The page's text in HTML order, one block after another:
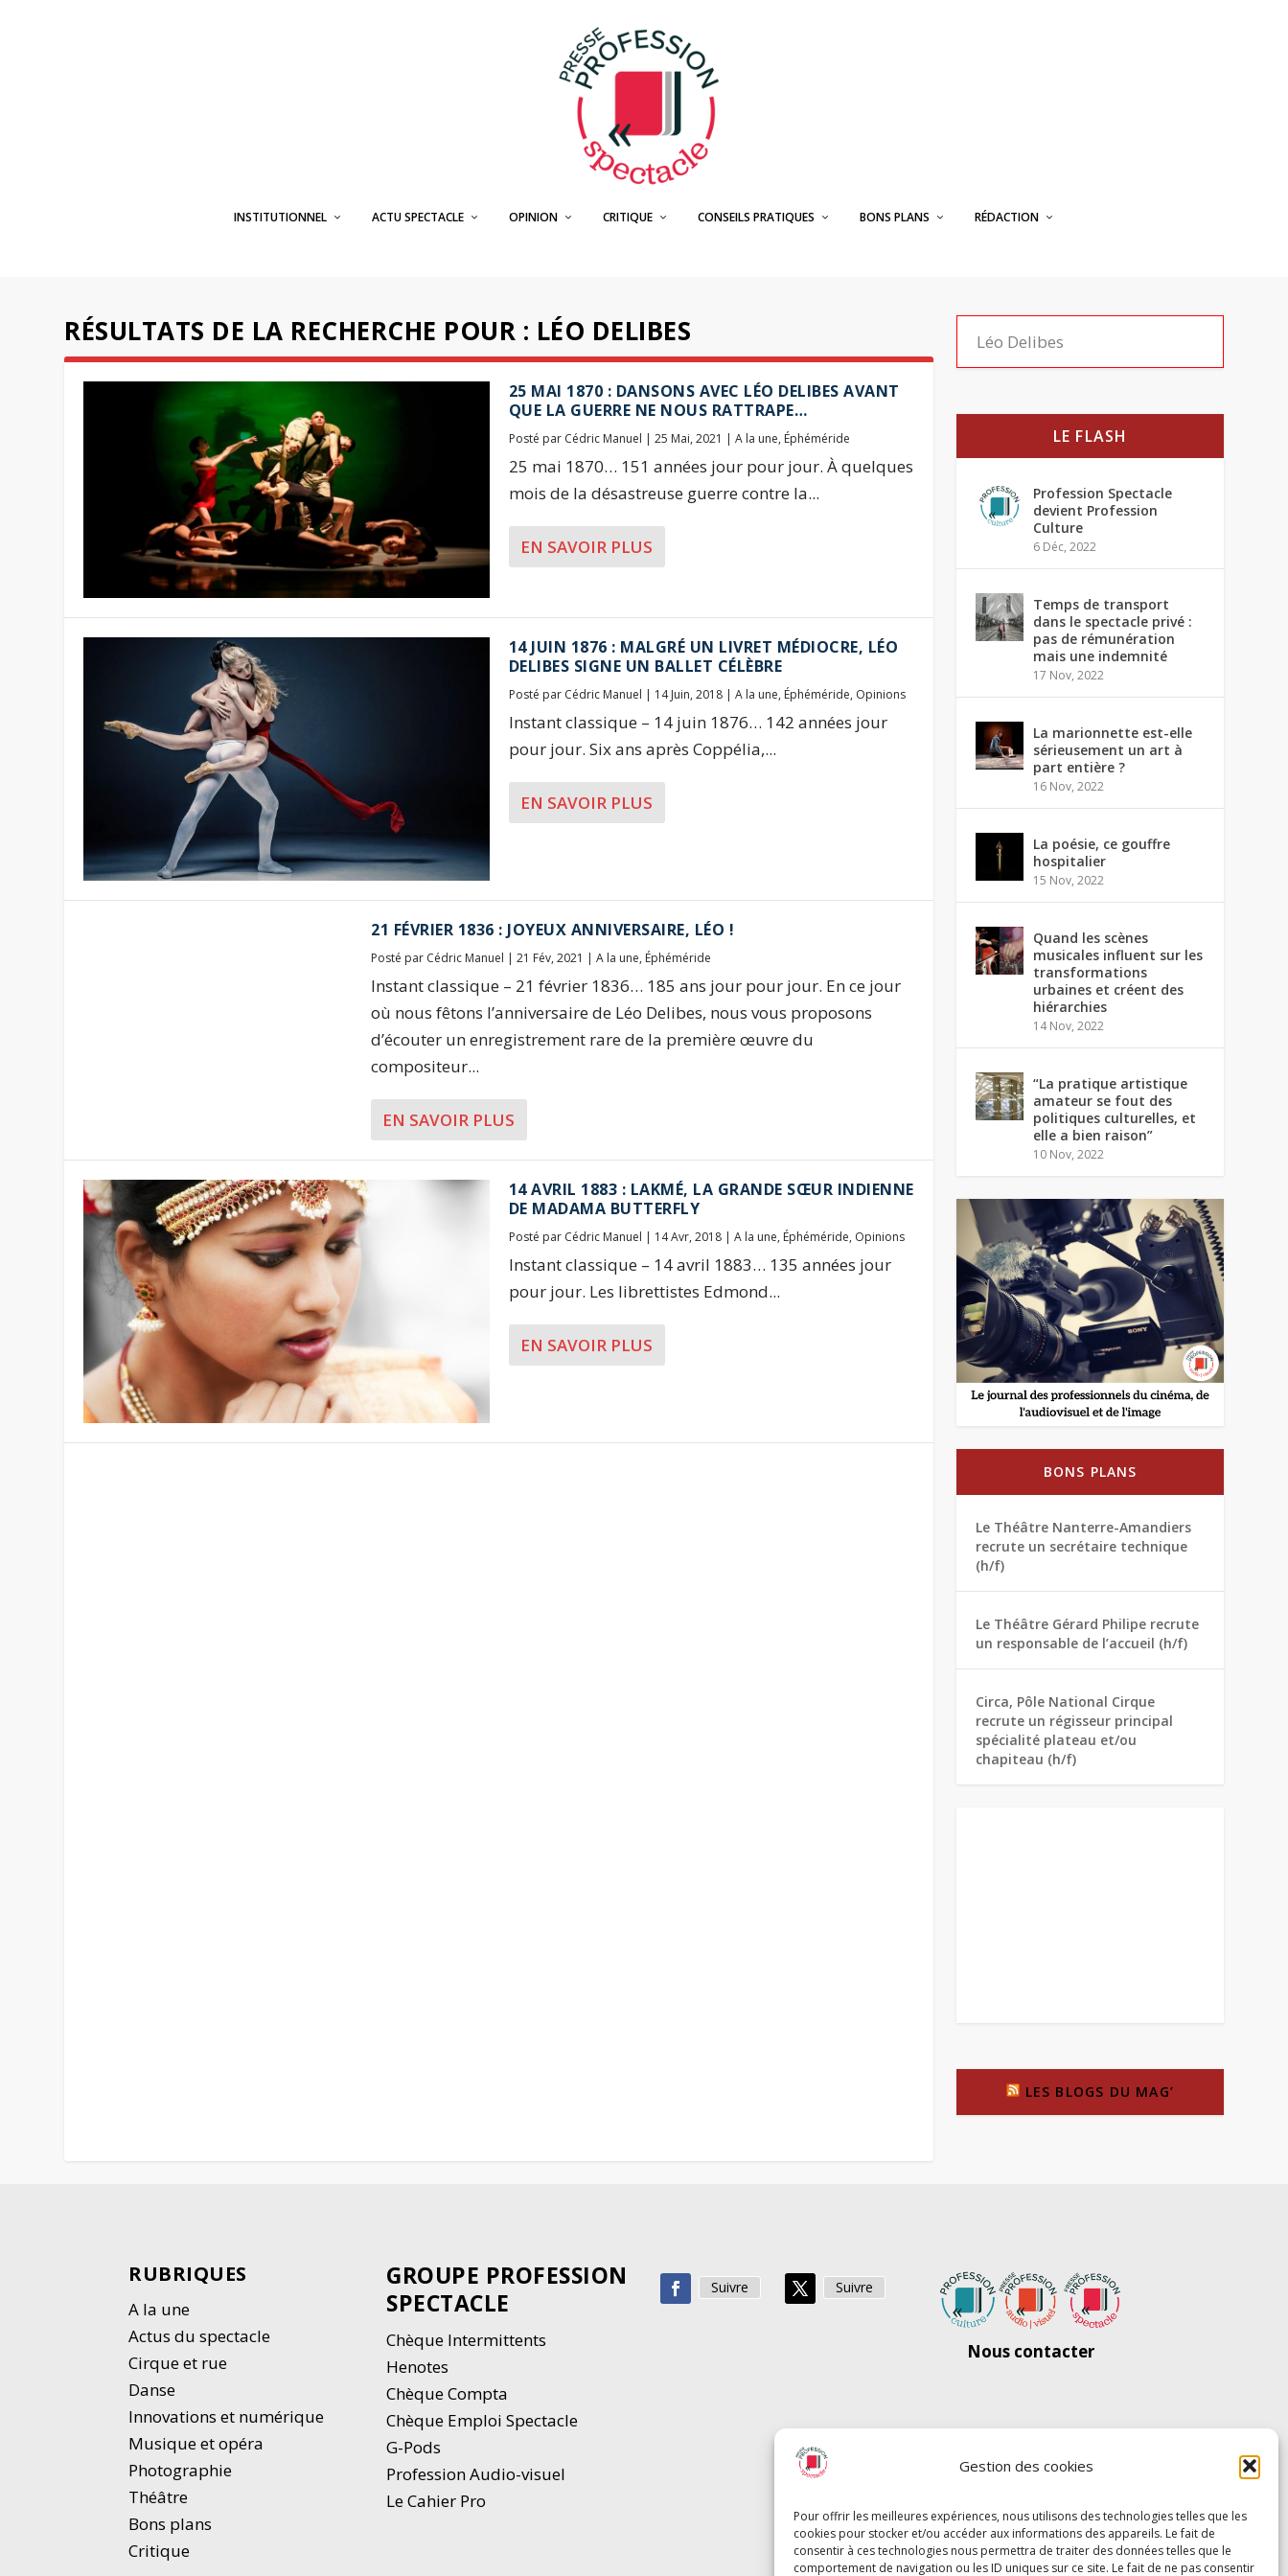
Gestion des cookies
Pour offrir les meilleures expériences, nous utilisons des technologies telles que les
cookies pour stocker et/ou accéder aux informations des appareils. Le fait de
consentir à ces technologies nous permettra de traiter des données telles que le
comportement de navigation ou les ID uniques sur ce site. Le fait de ne pas consentir
INSTITUTIONNEL ACTU SPECTACLE OPINION CRITIQUE CONSEILS PRATIQUES BONS PLANS RÉDACTION
RÉSULTATS DE LA RECHERCHE POUR : LÉO DELIBES
25 MAI 1870 : DANSONS AVEC LÉO DELIBES AVANT
QUE LA GUERRE NE NOUS RATTRAPE…
Posté par Cédric Manuel | 25 Mai, 2021 | A la une, Éphéméride
25 mai 1870… 151 années jour pour jour. À quelques
mois de la désastreuse guerre contre la...
EN SAVOIR PLUS
14 JUIN 1876 : MALGRÉ UN LIVRET MÉDIOCRE, LÉO
DELIBES SIGNE UN BALLET CÉLÈBRE
Posté par Cédric Manuel | 14 Juin, 2018| A la une, Éphéméride, Opinions
Instant classique – 14 juin 1876… 142 années jour
pour jour. Six ans après Coppélia,...
EN SAVOIR PLUS
21 FÉVRIER 1836 : JOYEUX ANNIVERSAIRE, LÉO !
Posté par Cédric Manuel |21 Fév, 2021 |A la une, Éphéméride
Instant classique – 21 février 1836… 185 ans jour pour jour. En ce jour
où nous fêtons l’anniversaire de Léo Delibes, nous vous proposons
d’écouter un enregistrement rare de la première œuvre du
compositeur...
EN SAVOIR PLUS
14 AVRIL 1883 : LAKMÉ, LA GRANDE SŒUR INDIENNE
DE MADAMA BUTTERFLY
Posté par Cédric Manuel | 14 Avr, 2018| A la une, Éphéméride, Opinions
Instant classique – 14 avril 1883… 135 années jour
pour jour. Les librettistes Edmond...
EN SAVOIR PLUS
LE FLASH
Profession Spectacle
devient Profession
Culture
6 Déc, 2022
Temps de transport
dans le spectacle privé :
pas de rémunération
mais une indemnité
17 Nov, 2022
La marionnette est-elle
sérieusement un art à
part entière ?
16 Nov, 2022
La poésie, ce gouffre
hospitalier
15 Nov, 2022
Quand les scènes
musicales influent sur les
transformations
urbaines et créent des
hiérarchies
14 Nov, 2022
“La pratique artistique
amateur se fout des
politiques culturelles, et
elle a bien raison”
10 Nov, 2022
BONS PLANS
Le Théâtre Nanterre-Amandiers
recrute un secrétaire technique
(h/f)
Le Théâtre Gérard Philipe recrute
un responsable de l’accueil (h/f)
Circa, Pôle National Cirque
recrute un régisseur principal
spécialité plateau et/ou
chapiteau (h/f)
LES BLOGS DU MAG’
RUBRIQUES
A la une
Actus du spectacle
Cirque et rue
Danse
Innovations et numérique
Musique et opéra
Photographie
Théâtre
Bons plans
Critique
GROUPE PROFESSION
SPECTACLE
Chèque Intermittents
Henotes
Chèque Compta
Chèque Emploi Spectacle
G-Pods
Profession Audio-visuel
Le Cahier Pro
Suivre Suivre
Nous contacter